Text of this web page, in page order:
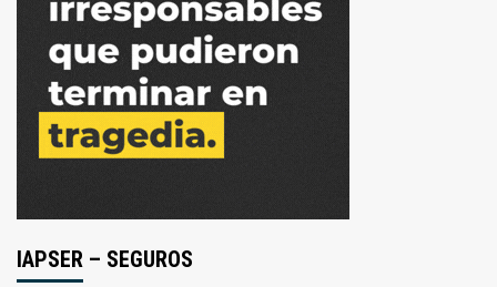
IAPSER – SEGUROS